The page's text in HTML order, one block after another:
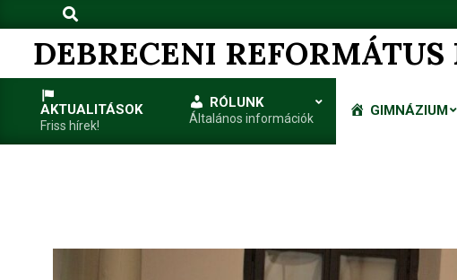
to
Search
DEBRECENI
AKTUALITÁSOK
Friss hírek!
RÓLUNK
Általános információk GIMNÁZIUM